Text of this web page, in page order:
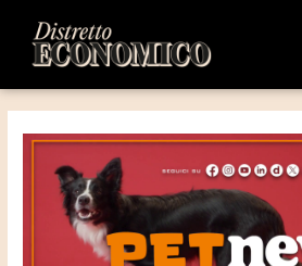
contenuto
articoli